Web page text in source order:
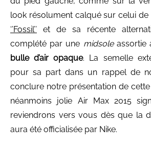
look résolument calqué sur celui de
‘’Fossil’’ et de sa récente
complété par une midsoleassortie
bulle d’air opaque. La semelle
pour sa part dans un rappel de
conclure notre présentation de
néanmoins jolie Air Max 2015
reviendrons vers vous dès que la
aura été officialisée par Nike.